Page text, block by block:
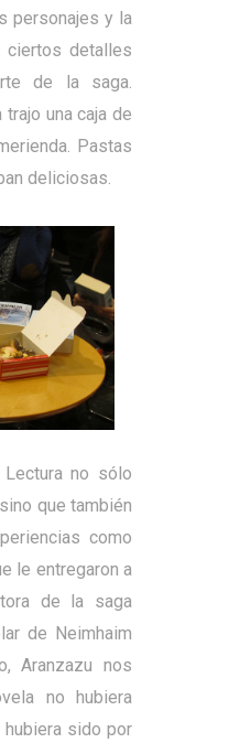
personajes y la
ciertos detalles
de la saga.
una caja de
Pastas
deliciosas.
no sólo
que también
como
le entregaron a
de la saga
de Neimhaim
Aranzazu nos
no hubiera
sido por